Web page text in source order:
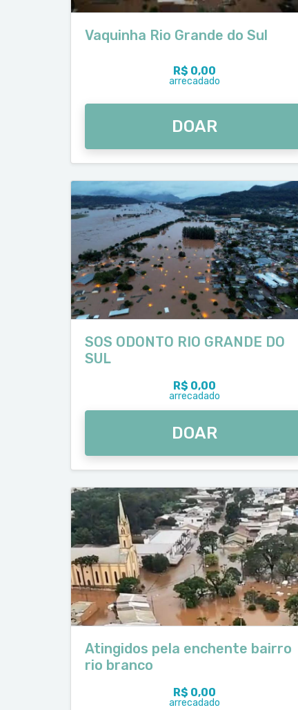
Vaquinha Rio Grande do Sul
R$ 0,00
arrecadado
DOAR
SOS ODONTO RIO GRANDE DO
SUL
R$ 0,00
arrecadado
DOAR
Atingidos pela enchente bairro
rio branco
R$ 0,00
arrecadado